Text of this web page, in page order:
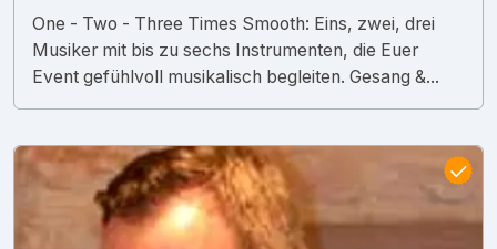
One - Two - Three Times Smooth: Eins, zwei, drei
Musiker mit bis zu sechs Instrumenten, die Euer
Event gefühlvoll musikalisch begleiten. Gesang &...